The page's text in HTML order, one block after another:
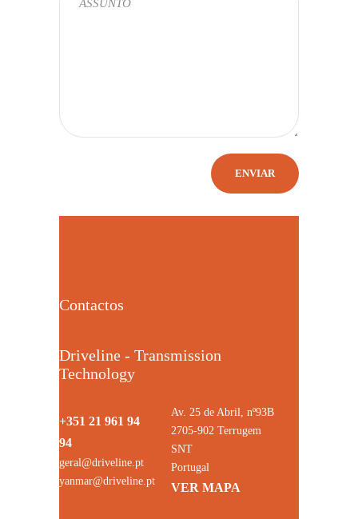
Contactos
Driveline - Transmission
Technology
+351 21 961 94
94
geral@driveline.pt
yanmar@driveline.pt
Av. 25 de Abril, nº93B
2705-902 Terrugem
SNT
Portugal
VER MAPA